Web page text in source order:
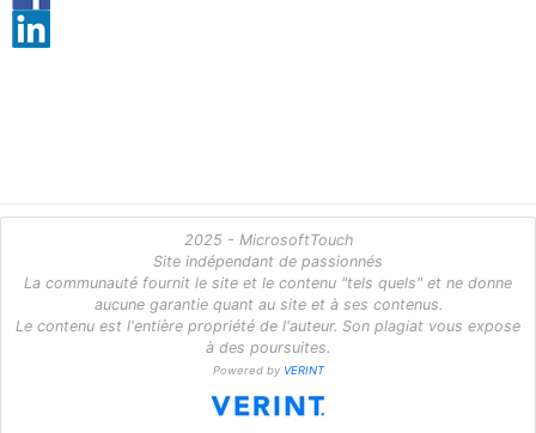
2025 - MicrosoftTouch
Site indépendant de passionnés
La communauté fournit le site et le contenu "tels quels" et ne donne
aucune garantie quant au site et à ses contenus.
Le contenu est l'entière propriété de l'auteur. Son plagiat vous expose
à des poursuites.
Powered by VERINT